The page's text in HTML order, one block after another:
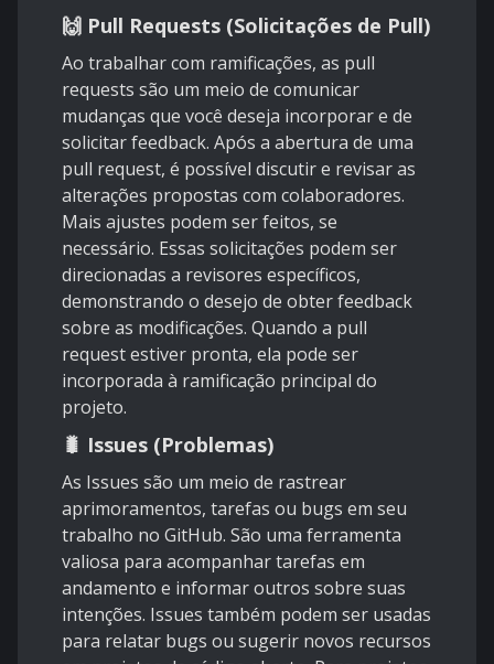
🙌 Pull Requests (Solicitações de Pull)
Ao trabalhar com ramificações, as pull
requests são um meio de comunicar
mudanças que você deseja incorporar e de
solicitar feedback. Após a abertura de uma
pull request, é possível discutir e revisar as
alterações propostas com colaboradores.
Mais ajustes podem ser feitos, se
necessário. Essas solicitações podem ser
direcionadas a revisores específicos,
demonstrando o desejo de obter feedback
sobre as modificações. Quando a pull
request estiver pronta, ela pode ser
incorporada à ramificação principal do
projeto.
🐛 Issues (Problemas)
As Issues são um meio de rastrear
aprimoramentos, tarefas ou bugs em seu
trabalho no GitHub. São uma ferramenta
valiosa para acompanhar tarefas em
andamento e informar outros sobre suas
intenções. Issues também podem ser usadas
para relatar bugs ou sugerir novos recursos